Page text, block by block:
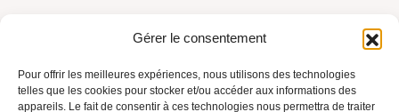
Gérer le consentement
Pour offrir les meilleures expériences, nous utilisons des technologies
telles que les cookies pour stocker et/ou accéder aux informations des
appareils. Le fait de consentir à ces technologies nous permettra de traiter